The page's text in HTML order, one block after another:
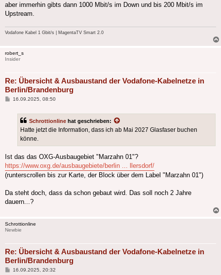
aber immerhin gibts dann 1000 Mbit/s im Down und bis 200 Mbit/s im
Upstream.
Vodafone Kabel 1 Gbit/s | MagentaTV Smart 2.0
robert_s
Insider
Re: Übersicht & Ausbaustand der Vodafone-Kabelnetze in
Berlin/Brandenburg
Beitrag
16.09.2025, 08:50
Schrottionline hat geschrieben:
Hatte jetzt die Information, dass ich ab Mai 2027 Glasfaser buchen
könne.
Ist das das OXG-Ausbaugebiet "Marzahn 01"?
https://www.oxg.de/ausbaugebiete/berlin ... llersdorf/
(runterscrollen bis zur Karte, der Block über dem Label "Marzahn 01")
Da steht doch, dass da schon gebaut wird. Das soll noch 2 Jahre
dauern...?
Schrottionline
Newbie
Re: Übersicht & Ausbaustand der Vodafone-Kabelnetze in
Berlin/Brandenburg
Beitrag
16.09.2025, 20:32